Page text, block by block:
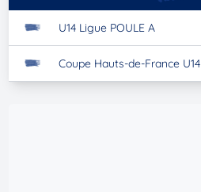
U14 Ligue POULE A
Coupe Hauts-de-France U14